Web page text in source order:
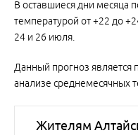
В оставшиеся дни месяца
температурой от +22 до
24 и 26 июля.
Данный прогноз является
анализе среднемесячных
Жителям